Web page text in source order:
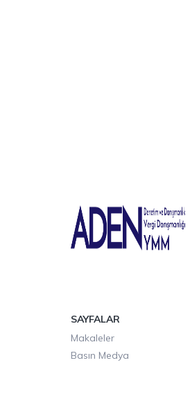
SAYFALAR
Makaleler
Basın Medya